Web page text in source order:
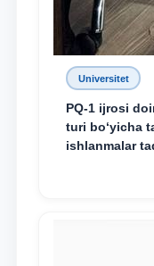
Universitet
PQ-1 ijrosi
turi bo‘yicha
ishlanmalar